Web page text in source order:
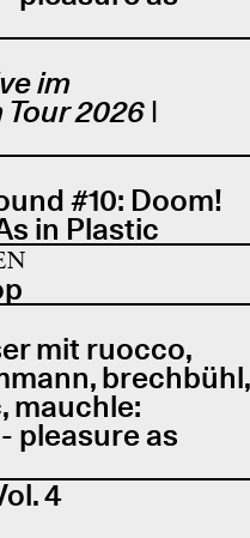
im
2026 |
#10: Doom!
in Plastic
mit ruocco,
brechbühl,
mauchle:
pleasure as
4